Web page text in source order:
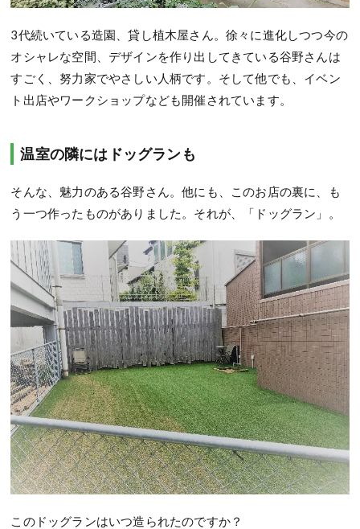
3代続いている造園、貸し植木屋さん。徐々に進化しつつ今の
オシャレな空間、デザインを作り出してきている谷野さんは
すごく、努力家でやさしい人柄です。そして他でも、イベン
ト出店やワークショップなども開催されています。
温室の隣にはドッグランも
そんな、魅力のある谷野さん。他にも、このお店の裏に、も
う一つ作ったものがありました。それが、「ドッグラン」。
このドッグランはいつ造られたのですか？